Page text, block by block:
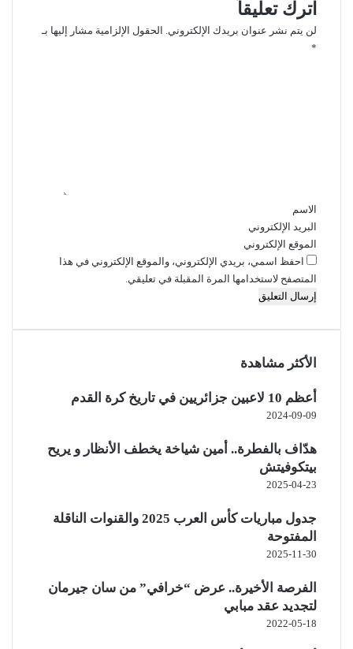
اترك تعليقاً
لن يتم نشر عنوان بريدك الإلكتروني. الحقول الإلزامية مشار إليها بـ
*
الاسم
البريد الإلكتروني
الموقع الإلكتروني
احفظ اسمي، بريدي الإلكتروني، والموقع الإلكتروني في هذا
المتصفح لاستخدامها المرة المقبلة في تعليقي.
الأكثر مشاهدة
أعظم 10 لاعبين جزائريين في تاريخ كرة القدم
2024-09-09
هدّاف بالفطرة.. أمين شياخة يخطف الأنظار و يريح
بيتكوفيتش
2025-04-23
جدول مباريات كأس العرب 2025 والقنوات الناقلة
المفتوحة
2025-11-30
الفرصة الأخيرة.. عرض “خرافي” من سان جيرمان
لتجديد عقد مبابي
2022-05-18